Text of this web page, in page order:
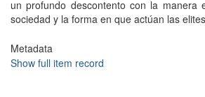
un profundo descontento con la manera
sociedad y la forma en que actúan las
Metadata
Show full item record